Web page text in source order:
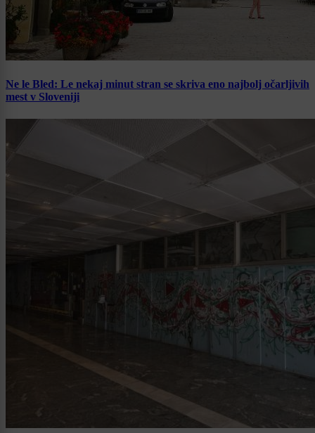
Ne le Bled: Le nekaj minut stran se skriva eno najbolj očarljivih
mest v Sloveniji